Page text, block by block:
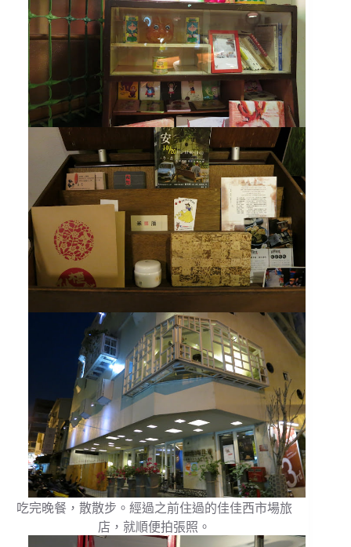
吃完晚餐，散散步。經過之前住過的佳佳西市場旅
店，就順便拍張照。